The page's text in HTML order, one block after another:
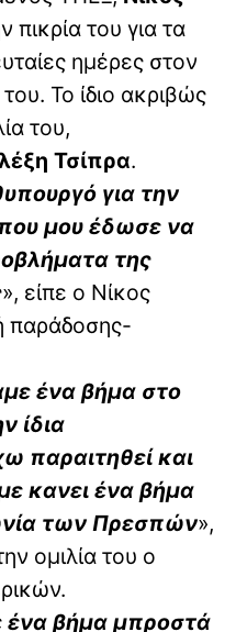
πικρία του για τα
ημέρες στον
Το ίδιο ακριβώς
του,
Τσίπρα.
για την
που μου έδωσε να
της
», είπε ο Νίκος
παράδοσης-
ένα βήμα στο
ίδια
παραιτηθεί και
κανει ένα βήμα
των Πρεσπών»,
ομιλία του ο
ένα βήμα μπροστά